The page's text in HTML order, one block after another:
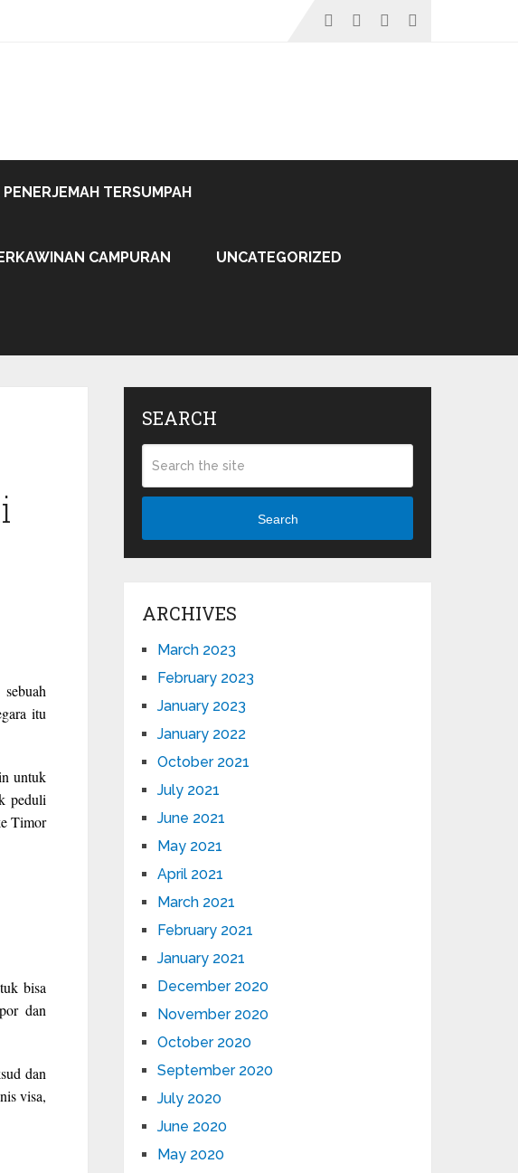
TERSUMPAH
CAMPURAN UNCATEGORIZED
itu
untuk
peduli
Timor
bisa
dan
dan
visa,
SEARCH
Search
ARCHIVES
March 2023
February 2023
January 2023
January 2022
October 2021
July 2021
June 2021
May 2021
April 2021
March 2021
February 2021
January 2021
December 2020
November 2020
October 2020
September 2020
July 2020
June 2020
May 2020